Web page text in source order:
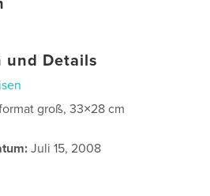
und Details
groß, 33×28 cm
Juli 15, 2008